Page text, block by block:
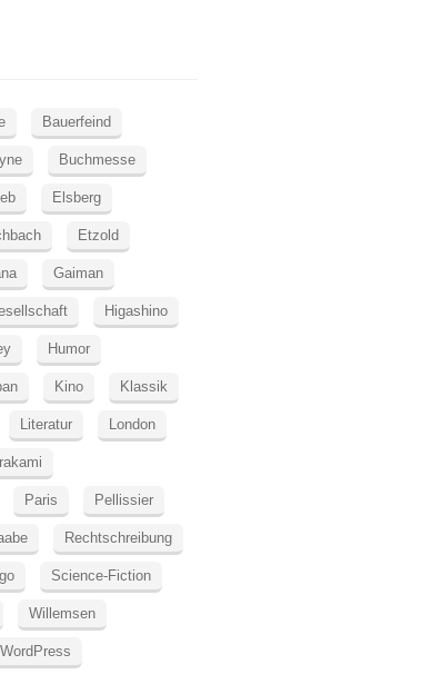
Bauerfeind
Buchmesse
Elsberg
Etzold
Gaiman
Higashino
Humor
Kino Klassik
Literatur London
Paris Pellissier
Rechtschreibung
Science-Fiction
Willemsen
WordPress